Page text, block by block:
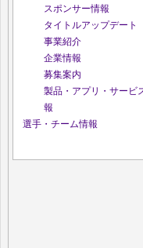
スポンサー情報
タイトルアップデート
事業紹介
企業情報
募集案内
製品・アプリ・サービ
報
選手・チーム情報